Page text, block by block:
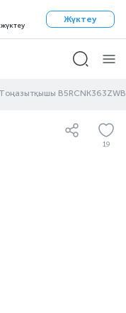
Жүктеу
B5RCNK363ZWB
19